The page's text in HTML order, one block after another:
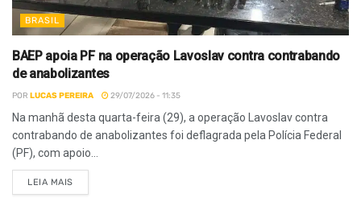
BRASIL
BAEP apoia PF na operação Lavoslav contra contrabando
de anabolizantes
POR LUCAS PEREIRA 29/07/2026 - 11:35
Na manhã desta quarta-feira (29), a operação Lavoslav contra
contrabando de anabolizantes foi deflagrada pela Polícia Federal
(PF), com apoio...
LEIA MAIS